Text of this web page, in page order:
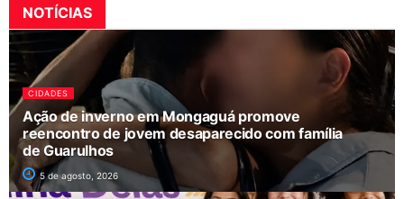
NOTÍCIAS
CIDADES
Ação de inverno em Mongaguá promove
reencontro de jovem desaparecido com família
de Guarulhos
5 de agosto, 2026